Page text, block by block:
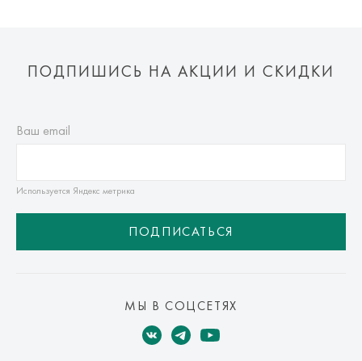
ПОДПИШИСЬ НА АКЦИИ И СКИДКИ
Ваш email
Используется Яндекс метрика
ПОДПИСАТЬСЯ
МЫ В СОЦСЕТЯХ